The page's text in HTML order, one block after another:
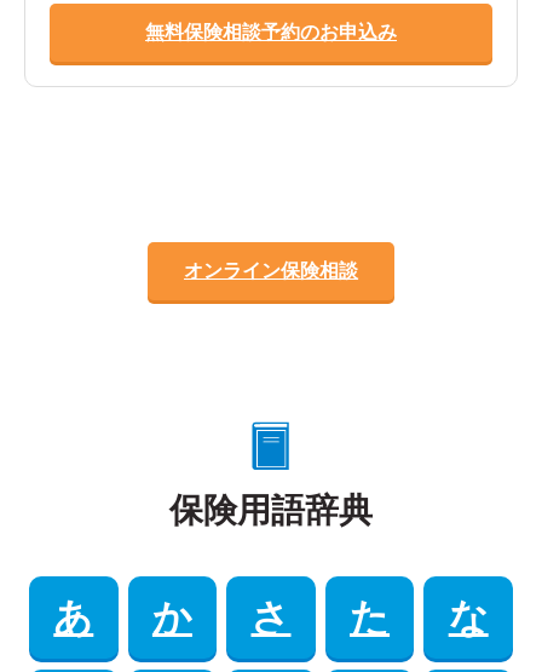
無料保険相談予約のお申込み
オンライン保険相談
保険用語辞典
あ か さ た な